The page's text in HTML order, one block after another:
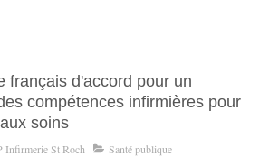
français d'accord pour un
compétences infirmières pour
soins
Infirmerie St Roch Santé publique